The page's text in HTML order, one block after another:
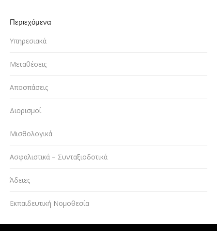
Περιεχόμενα
Υπηρεσιακά
Μεταθέσεις
Αποσπάσεις
Διορισμοί
Μισθολογικά
Ασφαλιστικά – Συνταξιοδοτικά
Άδειες
Εκπαιδευτική Νομοθεσία